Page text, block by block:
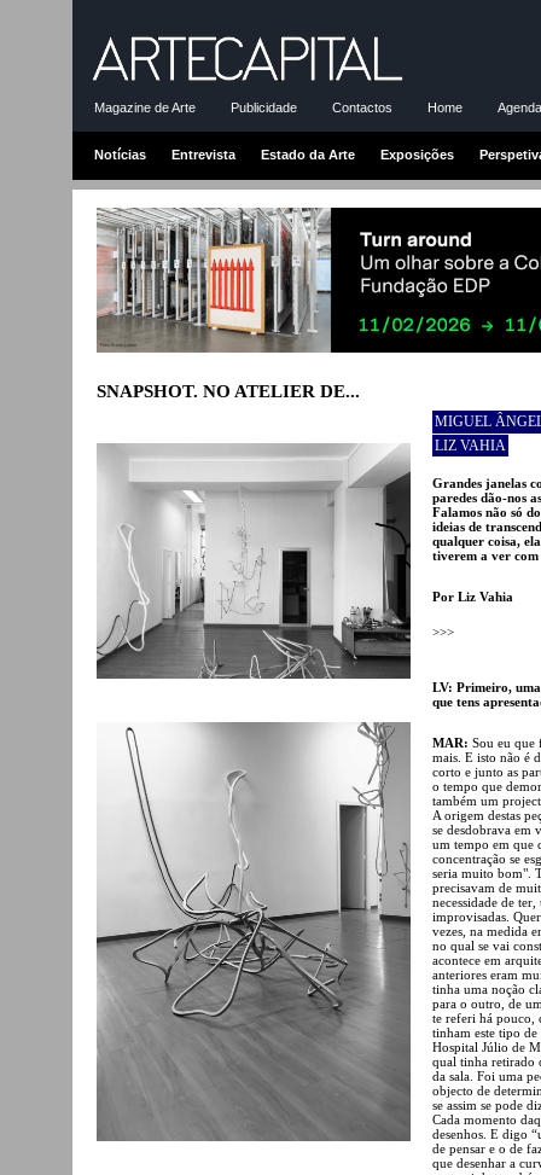
Magazine de Arte Publicidade Contactos Home
Notícias Entrevista Estado da Arte Exposições
SNAPSHOT. NO ATELIER DE...
MIGUEL
LIZ VAHIA
Grandes janelas
paredes dão-nos
Falamos não só
ideias de
qualquer coisa,
tiverem a ver
Por Liz Vahia
>>>
LV: Primeiro, uma
que tens
MAR: Sou eu que
mais. E isto não é
corto e junto as
o tempo que
também um
A origem destas
se desdobrava em
um tempo em que
concentração se
seria muito bom".
precisavam de
necessidade de
improvisadas.
vezes, na medida
no qual se vai
acontece em
anteriores eram
tinha uma noção
para o outro, de
te referi há pouco,
tinham este tipo
Hospital Júlio de
qual tinha retirado
da sala. Foi uma
objecto de
se assim se pode
Cada momento
desenhos. E digo
de pensar e o de
que desenhar a